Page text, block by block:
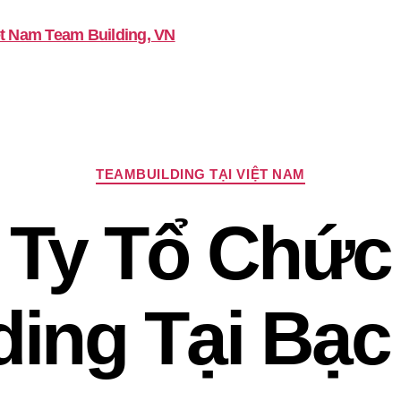
Chuyên
mục
TEAMBUILDING TẠI VIỆT NAM
Tổ
Tại